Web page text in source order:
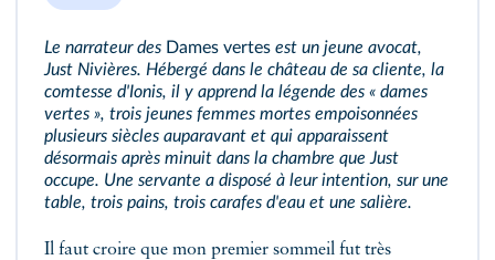
Le narrateur des Dames vertes est un jeune avocat,
Just Nivières. Hébergé dans le château de sa cliente, la
comtesse d'Ionis, il y apprend la légende des « dames
vertes », trois jeunes femmes mortes empoisonnées
plusieurs siècles auparavant et qui apparaissent
désormais après minuit dans la chambre que Just
occupe. Une servante a disposé à leur intention, sur une
table, trois pains, trois carafes d'eau et une salière.
Il faut croire que mon premier sommeil fut très